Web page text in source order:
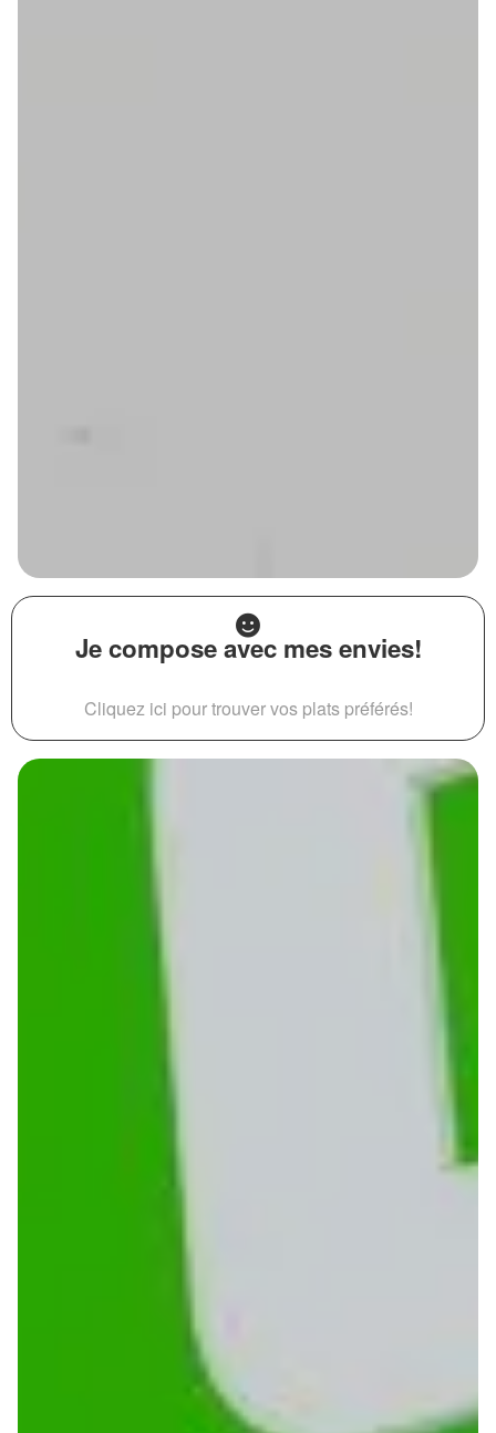
Je compose avec mes envies!
Cliquez ici pour trouver vos plats préférés!